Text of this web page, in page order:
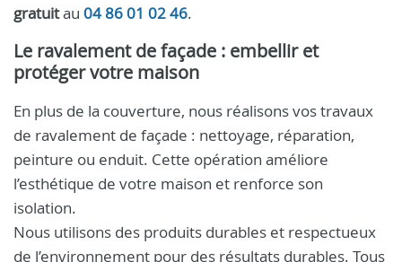
gratuitau 04 86 01 02 46.
Le ravalement de façade : embellir et
protéger votre maison
En plus de la couverture, nous réalisons vos travaux
de ravalement de façade : nettoyage, réparation,
peinture ou enduit. Cette opération améliore
l’esthétique de votre maison et renforce son
isolation.
Nous utilisons des produits durables et respectueux
de l’environnement pour des résultats durables. Tous